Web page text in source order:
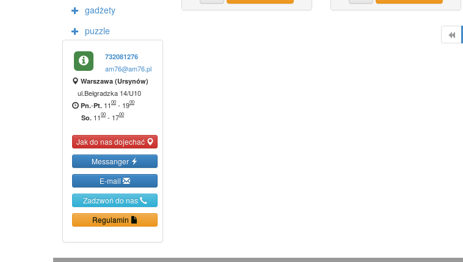
gadżety
puzzle
732081276
am76@am76.pl
Warszawa (Ursynów)
ul.Belgradzka 14/U10
Pn.-Pt. 1100 - 1900
So. 1100 - 1700
Jak do nas dojechać
Messanger
E-mail
Zadzwoń do nas
Regulamin